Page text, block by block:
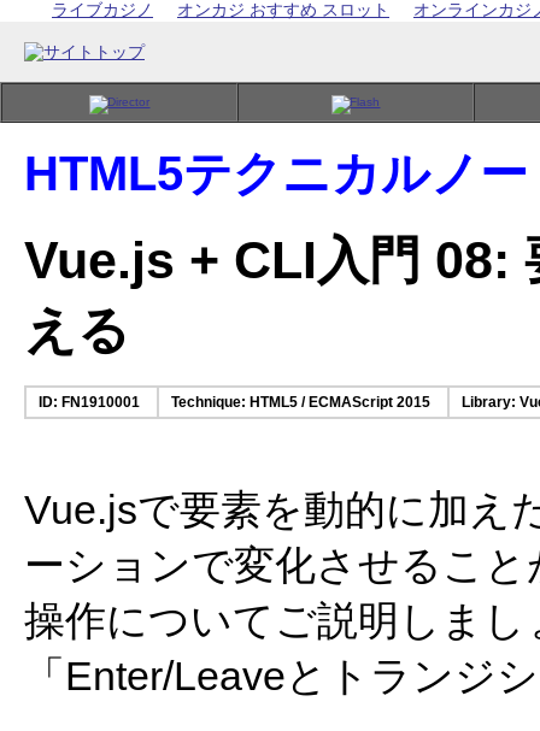
ライブカジノ オンカジ おすすめ スロット オンラインカジ
HTML5テクニカルノー
Vue.js + CLI入門 08:
える
ID: FN1910001 Technique: HTML5 / ECMAScript 2015 Library:
Vue.jsで要素を動的に加え
ーションで変化させるこ
操作についてご説明しま
「Enter/Leaveとトランジ